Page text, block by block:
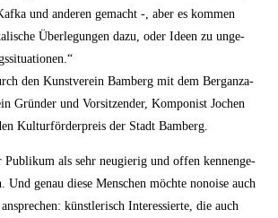
und ande­ren gemacht -, aber es kom­men
Über­le­gun­gen dazu, oder Ideen zu unge­
den Kunst­ver­ein Bam­berg mit dem Bergan­za-
Grün­der und Vor­sit­zen­der, Kom­po­nist Jochen
Kul­tur­för­der­preis der Stadt Bamberg.
Publi­kum als sehr neu­gie­rig und offen ken­nen­ge­
genau die­se Men­schen möch­te nonoi­se auch
künst­le­risch Inter­es­sier­te, die auch